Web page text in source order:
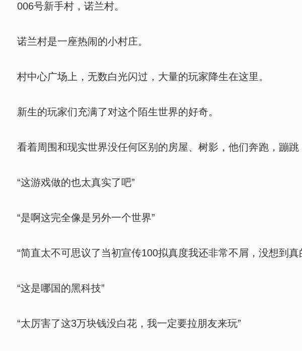
006号新手村，诺兰村。
诺兰村是一座热闹的小村庄。
村中心广场上，无数白光闪过，大量的玩家降生在这里。
新生的玩家们充满了对这个陌生世界的好奇。
看着周围和现实世界没任何区别的房屋、树影，他们奔跑，蹦跳
“这游戏做的也太真实了吧”
“是啊这完全像是另外一个世界”
“简直太不可思议了当初宣传100拟真度我还非常不屑，没想到真
“这是哪国的黑科技”
“太厉害了这3万块钱没白花，我一定要拉朋友来玩”